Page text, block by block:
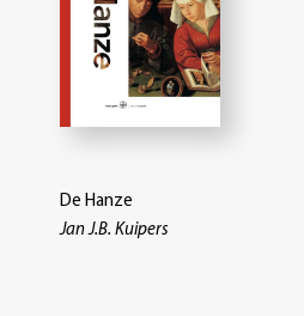
De Hanze
Jan J.B. Kuipers